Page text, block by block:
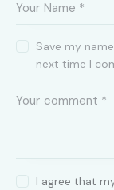
Save my
next time I
I agree that